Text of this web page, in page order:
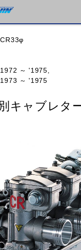
BMW
閉じる
CR33φ
～ '1975,
～ '1975
キャブレタ